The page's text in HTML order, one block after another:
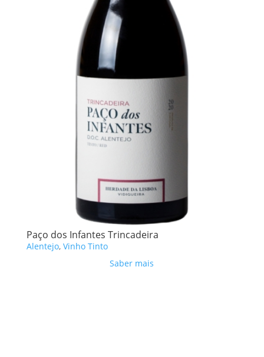
Paço dos Infantes Trincadeira
Alentejo, Vinho Tinto
Saber mais